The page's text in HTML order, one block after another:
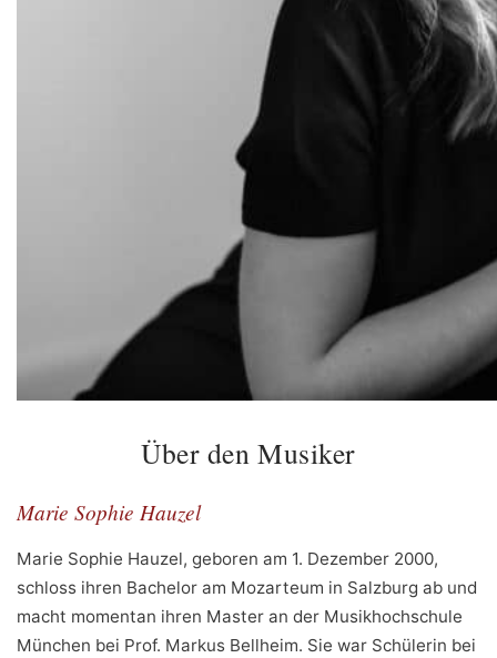
Über den Musiker
Marie Sophie Hauzel
Marie Sophie Hauzel, geboren am 1. Dezember 2000,
schloss ihren Bachelor am Mozarteum in Salzburg ab und
macht momentan ihren Master an der Musikhochschule
München bei Prof. Markus Bellheim. Sie war Schülerin bei